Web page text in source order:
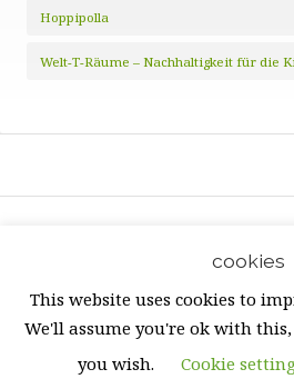
Hoppipolla
Welt-T-Räume – Nachhaltigkeit für die
Copyright © 2026 · Alle Rechte
Gemeinnützige Website von
Anmelden
cookies
This website uses cookies to
We'll assume you're ok with
you wish.
Cookie